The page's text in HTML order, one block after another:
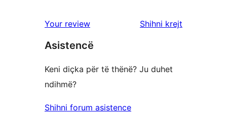
yje
2
yje
me
1
Your review Shihni krejt
Asistencë
Keni diçka për të thënë? Ju duhet
ndihmë?
Shihni forum asistence